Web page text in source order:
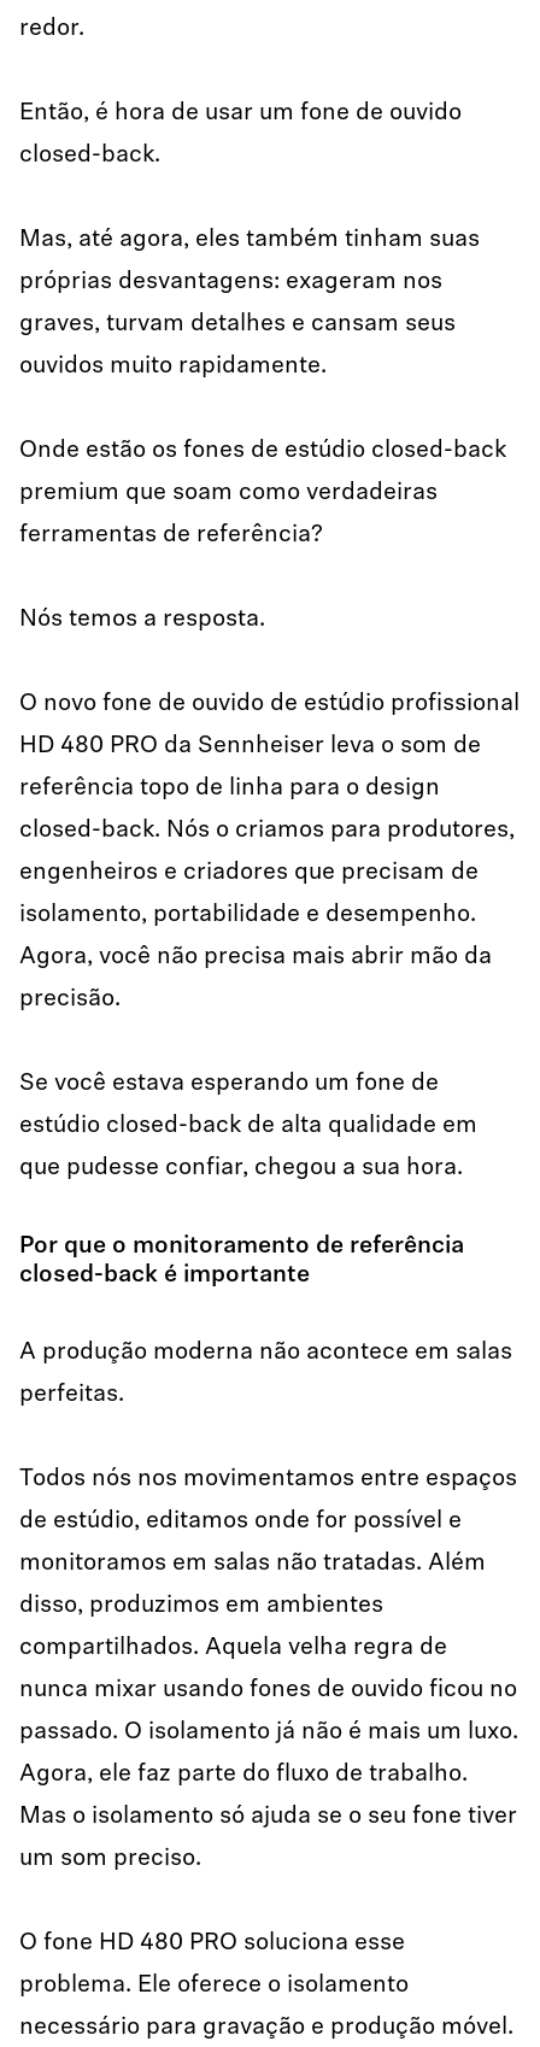
redor.
Então, é hora de usar um fone de ouvido
closed-back.
Mas, até agora, eles também tinham suas
próprias desvantagens: exageram nos
graves, turvam detalhes e cansam seus
ouvidos muito rapidamente.
Onde estão os fones de estúdio closed-back
premium que soam como verdadeiras
ferramentas de referência?
Nós temos a resposta.
O novo fone de ouvido de estúdio profissional
HD 480 PRO da Sennheiser leva o som de
referência topo de linha para o design
closed-back. Nós o criamos para produtores,
engenheiros e criadores que precisam de
isolamento, portabilidade e desempenho.
Agora, você não precisa mais abrir mão da
precisão.
Se você estava esperando um fone de
estúdio closed-back de alta qualidade em
que pudesse confiar, chegou a sua hora.
Por que o monitoramento de referência
closed-back é importante
A produção moderna não acontece em salas
perfeitas.
Todos nós nos movimentamos entre espaços
de estúdio, editamos onde for possível e
monitoramos em salas não tratadas. Além
disso, produzimos em ambientes
compartilhados. Aquela velha regra de
nunca mixar usando fones de ouvido ficou no
passado. O isolamento já não é mais um luxo.
Agora, ele faz parte do fluxo de trabalho.
Mas o isolamento só ajuda se o seu fone tiver
um som preciso.
O fone HD 480 PRO soluciona esse
problema. Ele oferece o isolamento
necessário para gravação e produção móvel.